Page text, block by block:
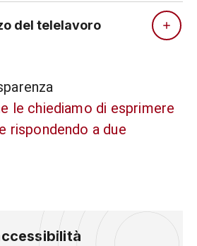
del telelavoro
le chiediamo di esprimere
rispondendo a due